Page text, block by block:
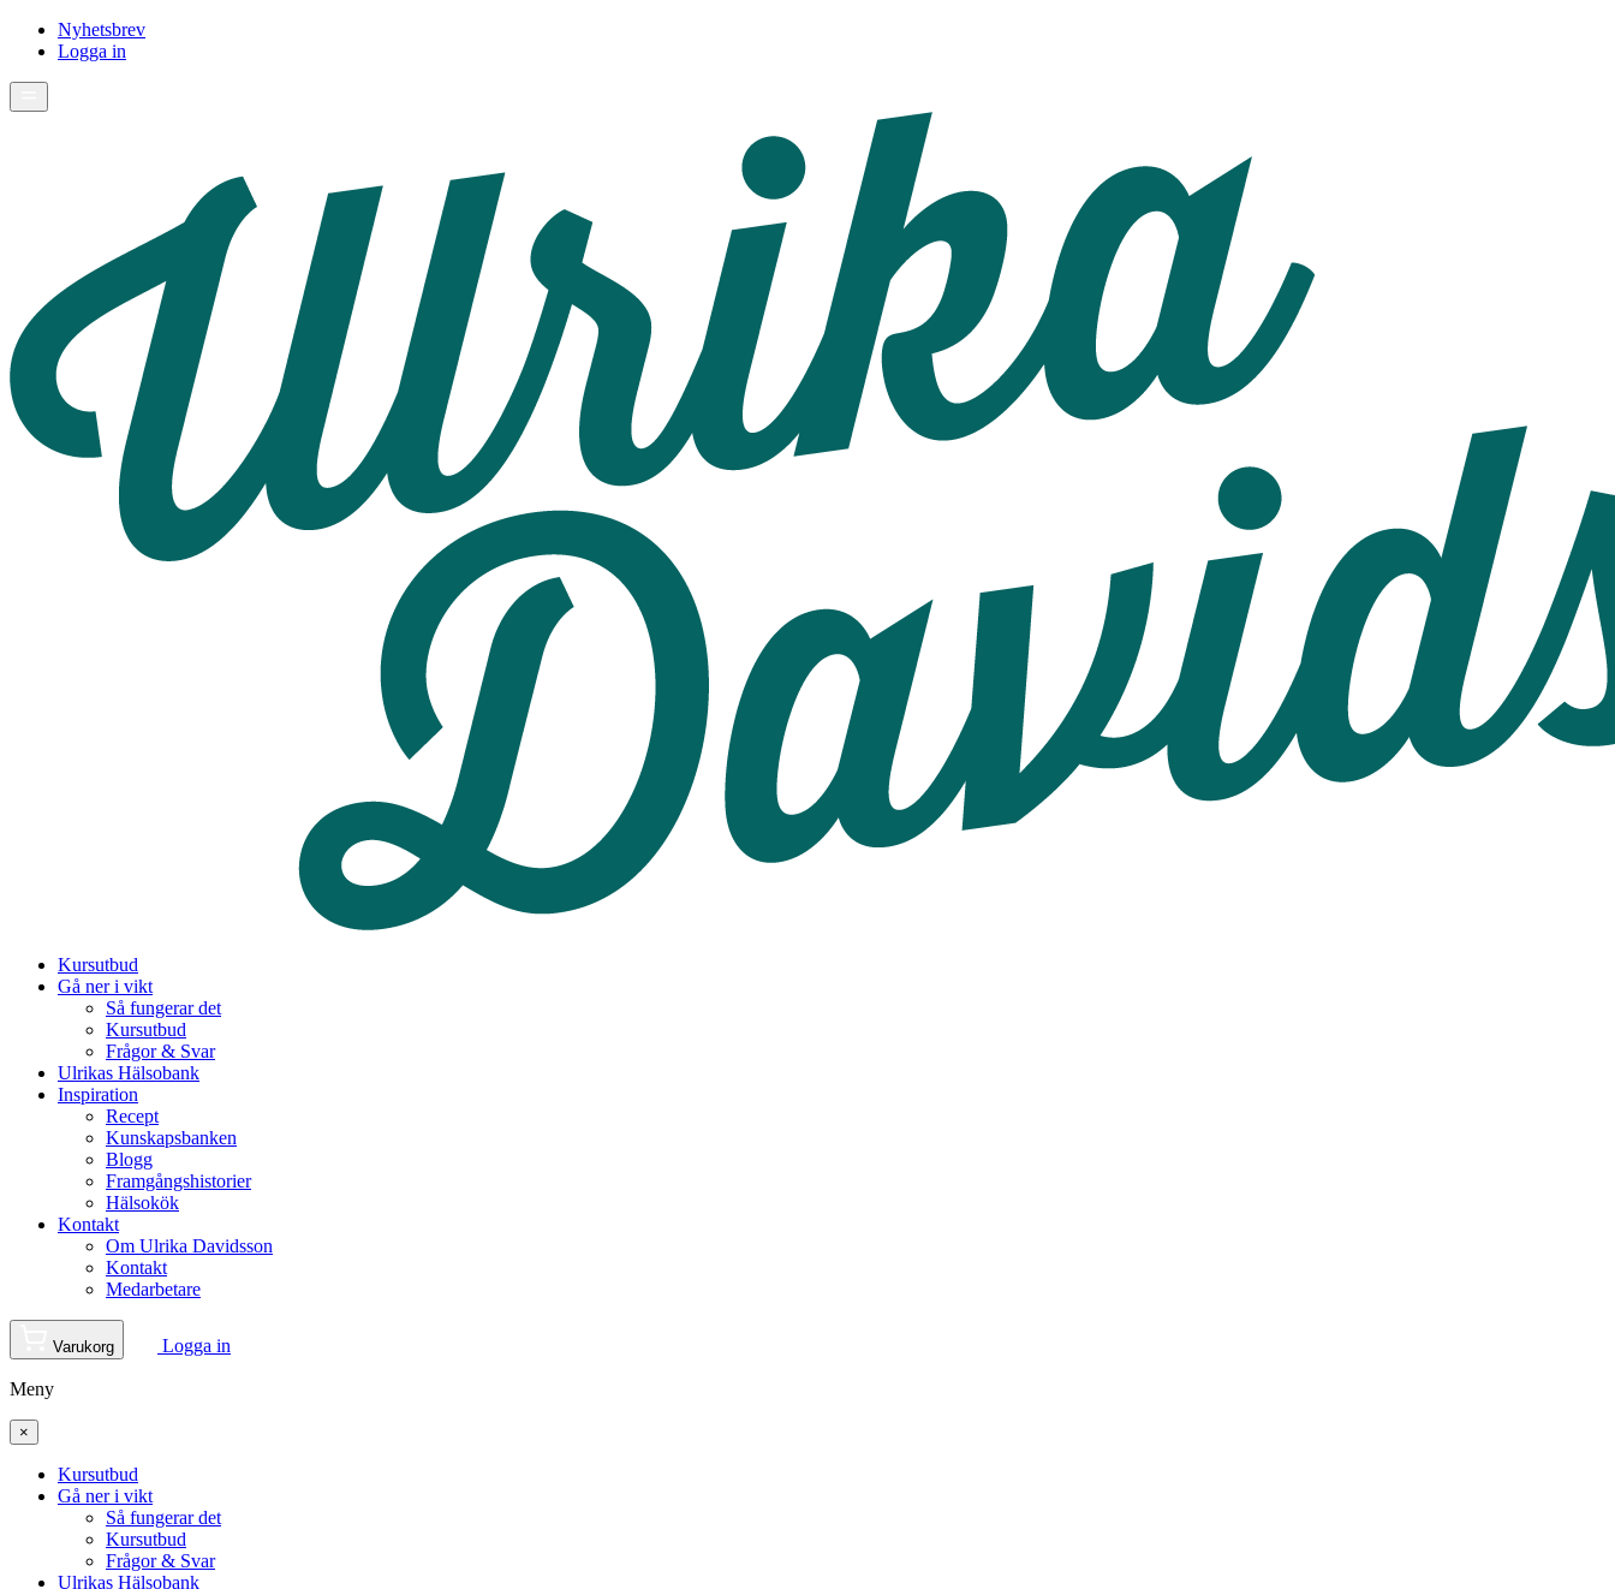
Nyhetsbrev
Logga in
Kursutbud
Gå ner i vikt
Så fungerar det
Kursutbud
Frågor & Svar
Ulrikas Hälsobank
Inspiration
Recept
Kunskapsbanken
Blogg
Framgångshistorier
Hälsokök
Kontakt
Om Ulrika Davidsson
Kontakt
Medarbetare
Varukorg Logga in
Meny
×
Kursutbud
Gå ner i vikt
Så fungerar det
Kursutbud
Frågor & Svar
Ulrikas Hälsobank